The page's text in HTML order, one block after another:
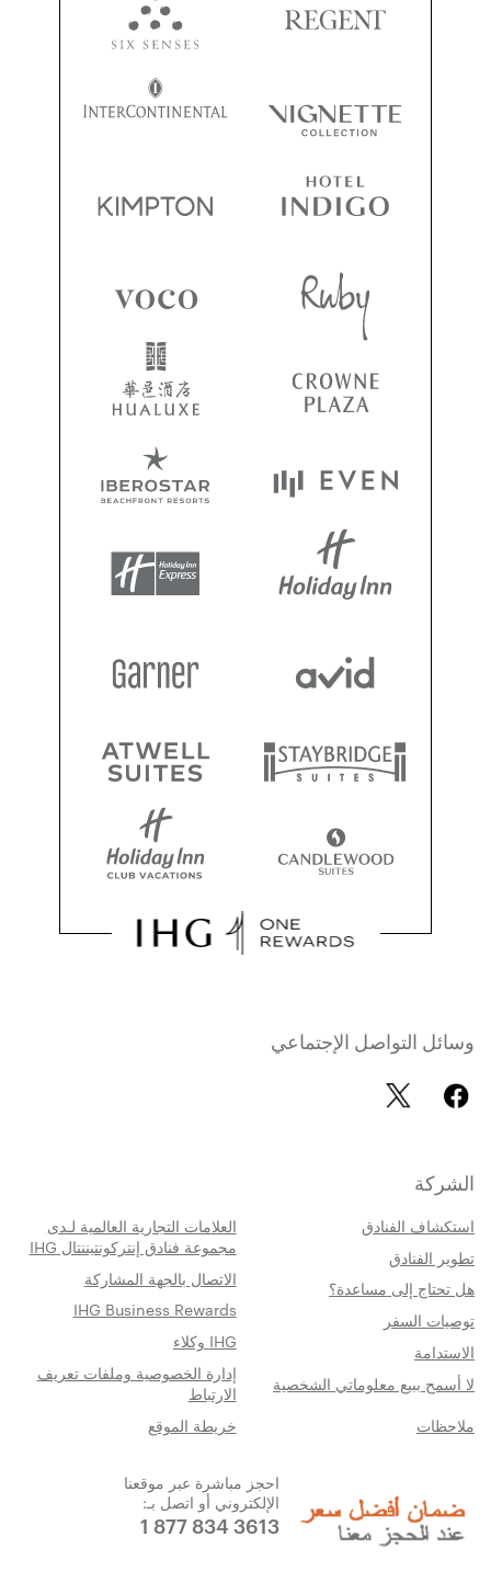
وسائل التواصل الإجتماعي
الشركة
استكشاف الفنادق
العلامات التجارية العالمية لـدى
مجموعة فنادق إنتركونتيننتال IHG
تطوير الفنادق
الاتصال بالجهة المشاركة
هل تحتاج إلى مساعدة؟
IHG Business Rewards
توصيات السفر
IHG وكلاء
الاستدامة
إدارة الخصوصية وملفات تعريف
الارتباط
لا أسمح ببيع معلوماتي الشخصية
خريطة الموقع
ملاحظات
احجز مباشرة عبر موقعنا
الإلكتروني أو اتصل بـ:
1 877 834 3613